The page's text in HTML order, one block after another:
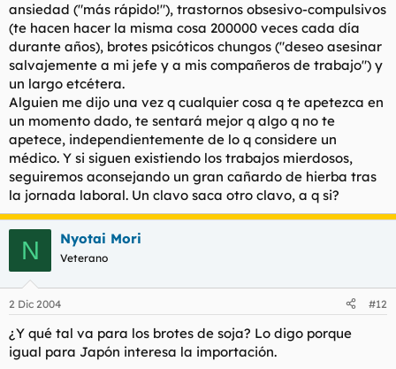
ansiedad ("más rápido!"), trastornos obsesivo-compulsivos
(te hacen hacer la misma cosa 200000 veces cada día
durante años), brotes psicóticos chungos ("deseo asesinar
salvajemente a mi jefe y a mis compañeros de trabajo") y
un largo etcétera.
Alguien me dijo una vez q cualquier cosa q te apetezca en
un momento dado, te sentará mejor q algo q no te
apetece, independientemente de lo q considere un
médico. Y si siguen existiendo los trabajos mierdosos,
seguiremos aconsejando un gran cañardo de hierba tras
la jornada laboral. Un clavo saca otro clavo, a q si?
N Nyotai Mori
Veterano
2 Dic 2004 #12
¿Y qué tal va para los brotes de soja? Lo digo porque
igual para Japón interesa la importación.